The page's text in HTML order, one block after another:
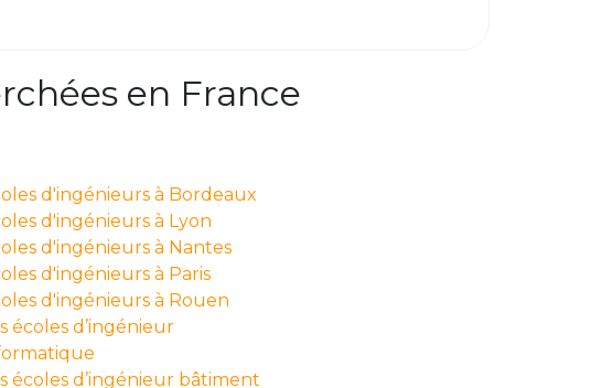
en France
d'ingénieurs à Bordeaux
d'ingénieurs à Lyon
d'ingénieurs à Nantes
d'ingénieurs à Paris
d'ingénieurs à Rouen
écoles d’ingénieur
écoles d’ingénieur bâtiment